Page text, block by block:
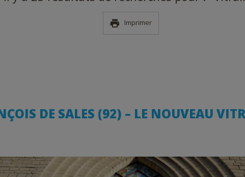
Imprimer
DE SALES (92) – LE NOUVEAU